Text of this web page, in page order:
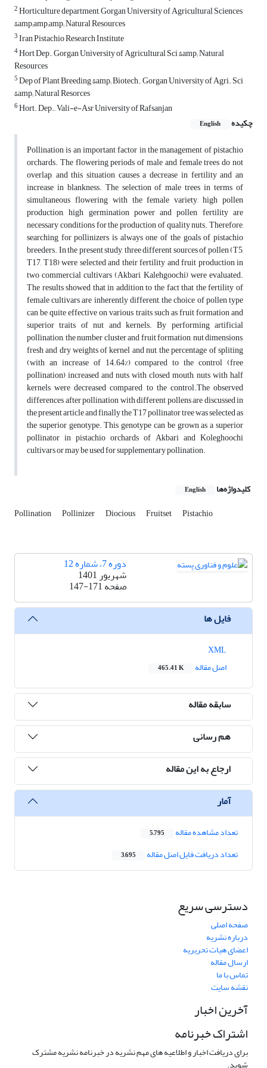
2Horticulture department, Gorgan University of Agricultural Sciences
&amp;amp;amp; Natural Resources
3Iran Pistachio Research Institute
4Hort Dep., Gorgan University of Agricultural Sci &amp; Natural
Resources
5Dep of Plant Breeding &amp; Biotech., Gorgan University of Agri. Sci
&amp; Natural Resorces
6Hort. Dep.,, Vali-e-Asr University of Rafsanjan
چکیده
English
Pollination is an important factor in the management of pistachio
orchards. The flowering periods of male and female trees do not
overlap, and this situation causes a decrease in fertility and an
increase in blankness. The selection of male trees in terms of
simultaneous flowering with the female variety, high pollen
production, high germination power and pollen fertility are
necessary conditions for the production of quality nuts. Therefore,
searching for pollinizers is always one of the goals of pistachio
breeders. In the present study, three different sources of pollen (T5,
T17, T18) were selected and their fertility and fruit production in
two commercial cultivars (Akbari, Kalehgoochi) were evaluated.
The results showed that in addition to the fact that the fertility of
female cultivars are inherently different, the choice of pollen type
can be quite effective on various traits such as fruit formation and
superior traits of nut and kernels. By performing artificial
pollination, the number cluster and fruit formation, nut dimensions,
fresh and dry weights of kernel and nut, the percentage of spliting
(with an increase of 14.64%) compared to the control (free
pollination) increased and nuts with closed mouth, nuts with half
kernels were decreased compared to the control.The observed
differences after pollination with different pollens are discussed in
the present article and finally the T17 pollinator tree was selected as
the superior genotype. This genotype can be grown as a superior
pollinator in pistachio orchards of Akbari and Koleghoochi
cultivars or may be used for supplementary pollination.
کلیدواژه‌ها English
Pollination Pollinizer Diocious Fruitset Pistachio
دوره 7، شماره 12
شهریور 1401
صفحه147-171
فایل ها
اصل مقاله
465.41 K
سابقه مقاله
هم رسانی
ارجاع به این مقاله
آمار
تعداد مشاهده مقاله 5,795
تعداد دریافت فایل اصل مقاله 3,695
دسترسی سریع
صفحه اصلی
درباره نشریه
اعضای هیات تحریریه
ارسال مقاله
تماس با ما
نقشه سایت
آخرین اخبار
اشتراک خبرنامه
برای دریافت اخبار و اطلاعیه های مهم نشریه در خبرنامه نشریه مشترک